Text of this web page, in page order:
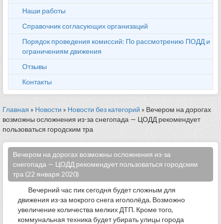
Наши работы
Справочник согласующих организаций
Порядок проведения комиссий: По рассмотрению ПОДД и
ограничениям движения
Отзывы
Контакты
Главная » Новости » Новости без категорий » Вечером на дорогах
возможны осложнения из-за снегопада — ЦОДД рекомендует
пользоваться городским тра
Вечером на дорогах возможны осложнения из-за
снегопада — ЦОДД рекомендует пользоваться городским
тра (22 января 2020)
Вечерний час пик сегодня будет сложным для
движения из-за мокрого снега игололёда. Возможно
увеличение количества мелких ДТП. Кроме того,
коммунальная техника будет убирать улицы города